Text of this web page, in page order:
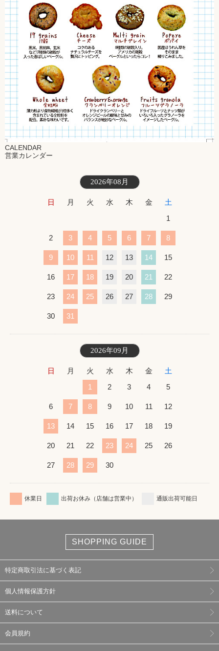
CALENDAR
営業カレンダー
2026年08月
日 月 火 水 木 金
土
1
2 3 4 5 6 7 8
9 10 11 12 13 14 15
16 17 18 19 20 21 22
23 24 25 26 27 28 29
30 31
2026年09月
日 月 火 水 木 金
土
1
2 3 4 5
6 7 8 9 10 11 12
13 14 15 16 17 18 19
20 21 22 23 24 25 26
27 28 29 30
休業日 出荷お休み（店舗は営業中） 通販出荷可能日
SHOPPING GUIDE
特定商取引法に基づく表記
個人情報保護方針
送料について
会員規約